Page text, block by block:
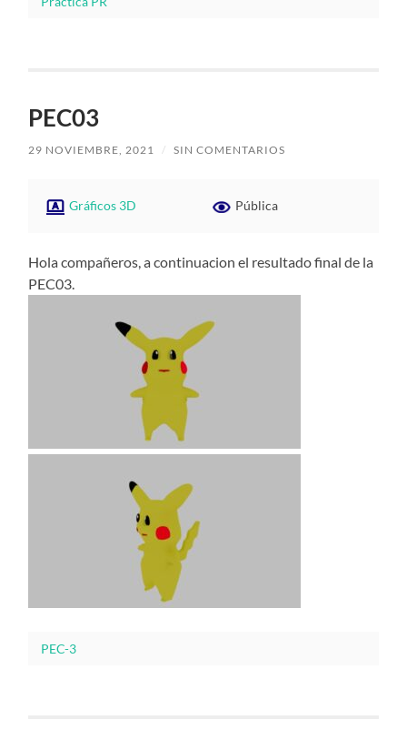
PEC03
29 NOVIEMBRE, 2021 / SIN COMENTARIOS
Gráficos 3D Pública
Hola compañeros, a continuacion el resultado final de la
PEC03.
PEC-3